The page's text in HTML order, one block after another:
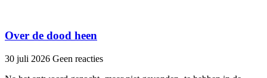
Over de dood heen
30 juli 2026 Geen reacties